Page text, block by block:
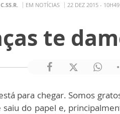
EM NOTÍCIAS 22 DEZ 2015 - 10H49
te
para chegar. Somos
do papel e,